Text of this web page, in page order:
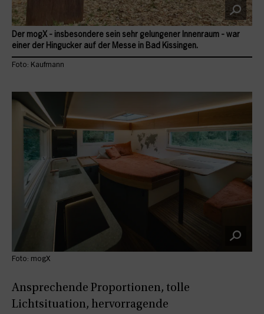
Der mogX - insbesondere sein sehr gelungener Innenraum - war
einer der Hingucker auf der Messe in Bad Kissingen.
Foto: Kaufmann
Ansprechende Proportionen, tolle
Lichtsituation, hervorragende
Foto: mogX